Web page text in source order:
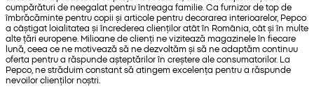
cumpărături de neegalat pentru întreaga familie. Ca furnizor de top de
îmbrăcăminte pentru copii și articole pentru decorarea interioarelor, Pepco
a câștigat loialitatea și încrederea clienților atât în România, cât și în multe
alte țări europene. Milioane de clienți ne vizitează magazinele în fiecare
lună, ceea ce ne motivează să ne dezvoltăm și să ne adaptăm continuu
oferta pentru a răspunde așteptărilor în creștere ale consumatorilor. La
Pepco, ne străduim constant să atingem excelența pentru a răspunde
nevoilor clienților noștri.